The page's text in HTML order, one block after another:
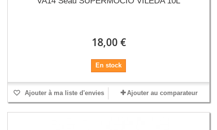
18,00 €
En stock
Ajouter à ma liste d'envies Ajouter au comparateur